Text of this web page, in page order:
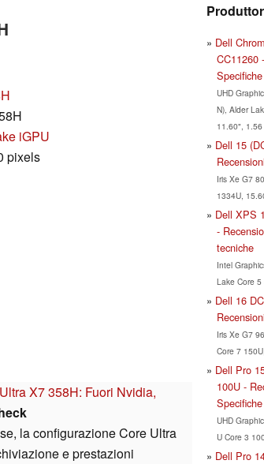
iGPU
pixels
X7 358H: Fuori Nvidia,
la configurazione Core Ultra
e prestazioni
Dell
CC11260
Specifiche
UHD
N), Alder
11.60", 1.56
Dell 15
Iris Xe G7
1334U,
Dell XPS
-
tecniche
Intel
Lake Core
Dell 16
Iris Xe G7
Core 7
Dell Pro
100U -
Specifiche
UHD
U Core 3
Dell Pro